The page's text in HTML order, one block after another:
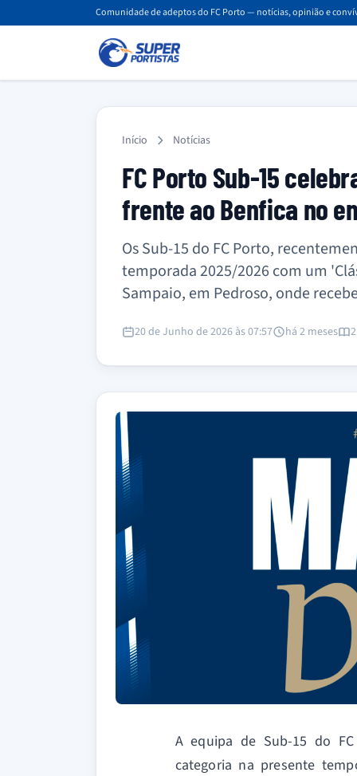
Comunidade de adeptos do FC Porto — notícias, opinião e
Início Notícias
FC Porto Sub-15
frente ao Benfica no
Os Sub-15 do FC Porto,
temporada 2025/2026 com um
Sampaio, em Pedroso, onde
20 de Junho de 2026 às 07:57 há 2 meses
A equipa de Sub-15 do
categoria na presente